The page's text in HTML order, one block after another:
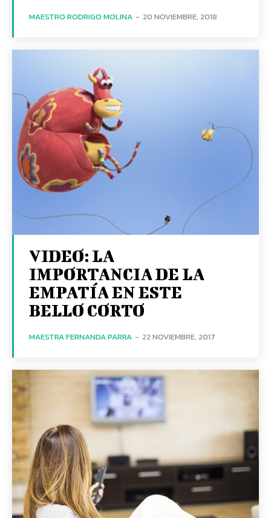
MAESTRO RODRIGO MOLINA - 20 NOVIEMBRE, 2018
VIDEO: LA
IMPORTANCIA DE LA
EMPATÍA EN ESTE
BELLO CORTO
MAESTRA FERNANDA PARRA - 22 NOVIEMBRE, 2017